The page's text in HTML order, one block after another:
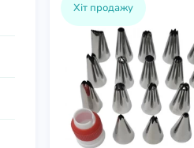
Хіт продажу